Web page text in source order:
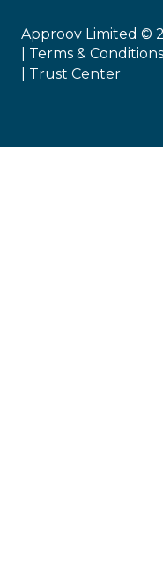
Approov Limited ©
Terms & Conditions |
Trust Center